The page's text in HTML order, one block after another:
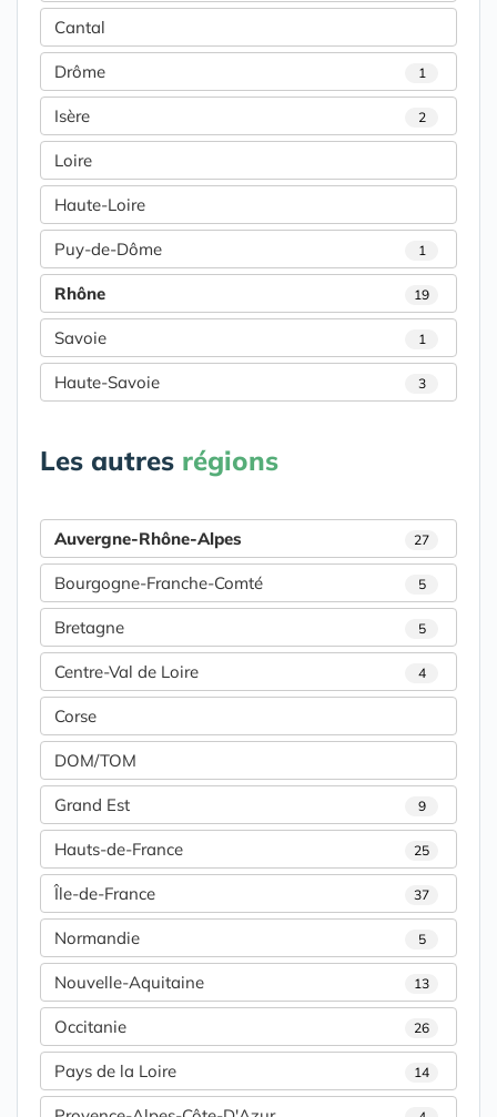
Cantal
Drôme 1
Isère 2
Loire
Haute-Loire
Puy-de-Dôme 1
Rhône 19
Savoie 1
Haute-Savoie 3
Les autres régions
Auvergne-Rhône-Alpes 27
Bourgogne-Franche-Comté 5
Bretagne 5
Centre-Val de Loire 4
Corse
DOM/TOM
Grand Est 9
Hauts-de-France 25
Île-de-France 37
Normandie 5
Nouvelle-Aquitaine 13
Occitanie 26
Pays de la Loire 14